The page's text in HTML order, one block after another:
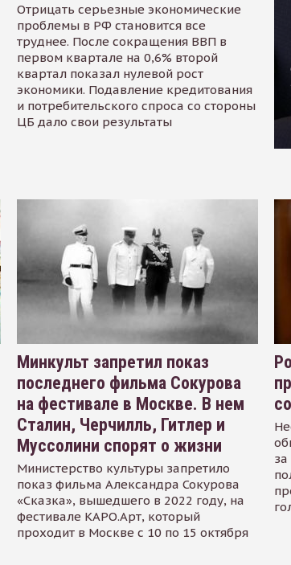
Отрицать серьезные экономические
проблемы в РФ становится все
труднее. После сокращения ВВП в
первом квартале на 0,6% второй
квартал показал нулевой рост
экономики. Подавление кредитования
и потребительского спроса со стороны
ЦБ дало свои результаты
Минкульт запретил показ
последнего фильма Сокурова
на фестивале в Москве. В нем
Сталин, Черчилль, Гитлер и
Муссолини спорят о жизни
Министерство культуры запретило
показ фильма Александра Сокурова
«Сказка», вышедшего в 2022 году, на
фестивале КАРО.Арт, который
проходит в Москве с 10 по 15 октября